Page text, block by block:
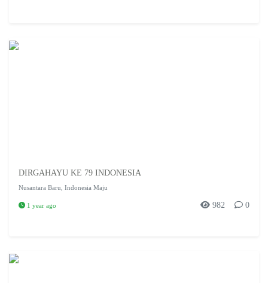
DIRGAHAYU KE 79 INDONESIA
Nusantara Baru, Indonesia Maju
1 year ago 0
982